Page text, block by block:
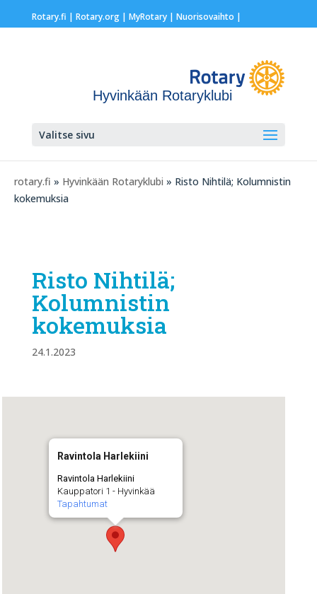
Rotary.fi | Rotary.org| MyRotary | Nuorisovaihto |
Hyvinkään Rotaryklubi
Valitse sivu
rotary.fi » Hyvinkään Rotaryklubi » Risto Nihtilä; Kolumnistin
kokemuksia
Risto Nihtilä;
Kolumnistin
kokemuksia
24.1.2023
Ravintola Harlekiini
Ravintola Harlekiini
Kauppatori 1 - Hyvinkää
Tapahtumat